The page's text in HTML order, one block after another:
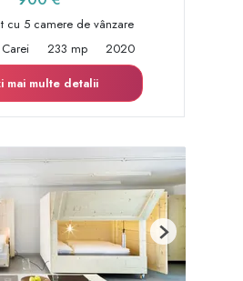
cu 5 camere de vânzare
233 mp
2020
mai multe detalii
Next